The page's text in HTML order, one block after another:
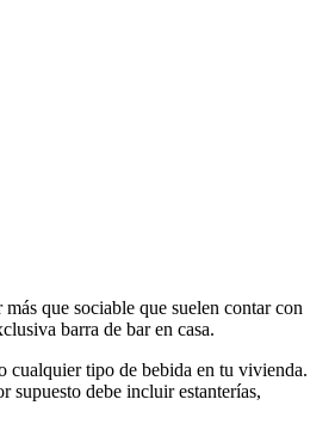
que sociable que suelen contar con
barra de bar en casa.
cualquier tipo de bebida en tu vivienda.
supuesto debe incluir estanterías,